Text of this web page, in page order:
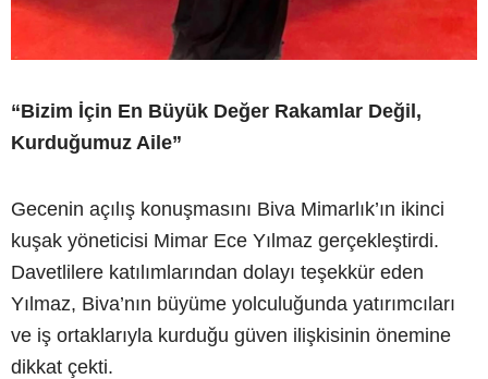
“Bizim İçin En Büyük Değer Rakamlar Değil,
Kurduğumuz Aile”
Gecenin açılış konuşmasını Biva Mimarlık’ın ikinci
kuşak yöneticisi Mimar Ece Yılmaz gerçekleştirdi.
Davetlilere katılımlarından dolayı teşekkür eden
Yılmaz, Biva’nın büyüme yolculuğunda yatırımcıları
ve iş ortaklarıyla kurduğu güven ilişkisinin önemine
dikkat çekti.